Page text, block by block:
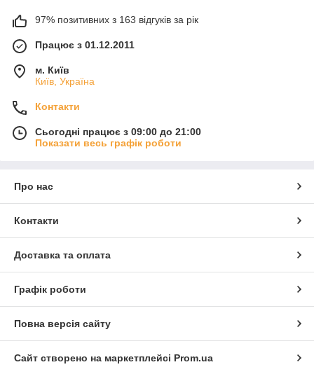
97% позитивних з 163 відгуків за рік
Працює з 01.12.2011
м. Київ
Київ, Україна
Контакти
Сьогодні працює з 09:00 до 21:00
Показати весь графік роботи
Про нас
Контакти
Доставка та оплата
Графік роботи
Повна версія сайту
Сайт створено на маркетплейсі Prom.ua